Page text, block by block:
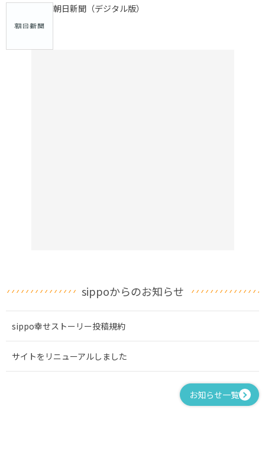
朝日新聞（デジタル版）
sippoからのお知らせ
sippo幸せストーリー投稿規約
サイトをリニューアルしました
お知らせ一覧